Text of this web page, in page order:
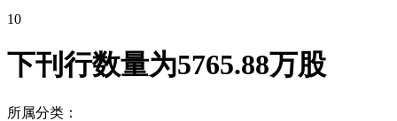
10
下刊行数量为5765.88万股
所属分类：